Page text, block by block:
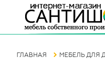
ГЛАВНАЯ МЕБЕЛЬ ДЛЯ